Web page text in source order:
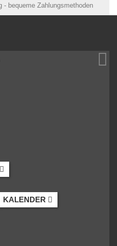
KALENDER